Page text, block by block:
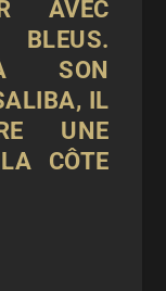
AVEC
À SON
IL
UNE
CÔTE